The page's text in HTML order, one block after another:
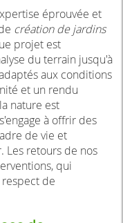
éprouvée et
création de jardins
projet est
du terrain jusqu'à
aux conditions
et un rendu
nature est
à offrir des
de vie et
Les retours de nos
qui
de